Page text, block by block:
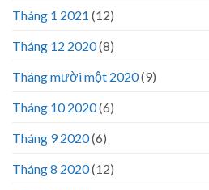
Tháng 1 2021 (12)
Tháng 12 2020(8)
Tháng mười một 2020(9)
Tháng 10 2020(6)
Tháng 9 2020(6)
Tháng 8 2020(12)